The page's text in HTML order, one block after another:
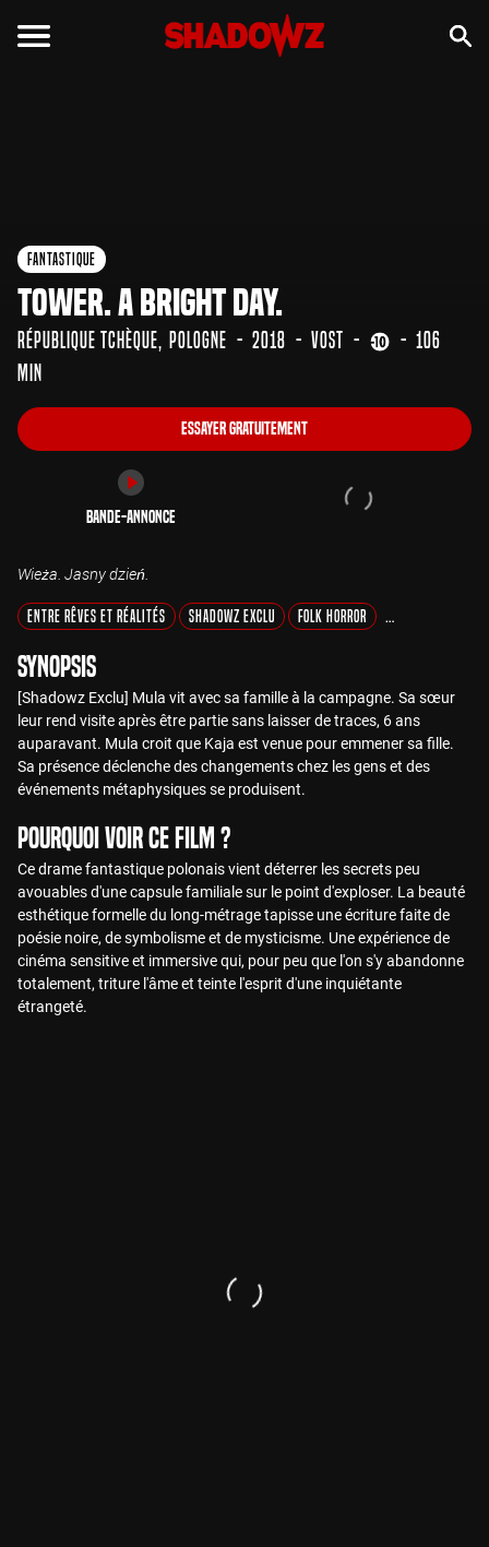
Fantastique
Tower. A Bright Day.
République tchèque Pologne 2018 VOST
106
min
Essayer gratuitement
Bande-annonce
Wieża. Jasny dzień.
Entre Rêves et Réalités Shadowz Exclu Folk Horror Horreur
Synopsis
[Shadowz Exclu] Mula vit avec sa famille à la campagne. Sa sœur
leur rend visite après être partie sans laisser de traces, 6 ans
auparavant. Mula croit que Kaja est venue pour emmener sa fille.
Sa présence déclenche des changements chez les gens et des
événements métaphysiques se produisent.
Pourquoi voir ce film ?
Ce drame fantastique polonais vient déterrer les secrets peu
avouables d'une capsule familiale sur le point d'exploser. La beauté
esthétique formelle du long-métrage tapisse une écriture faite de
poésie noire, de symbolisme et de mysticisme. Une expérience de
cinéma sensitive et immersive qui, pour peu que l'on s'y abandonne
totalement, triture l'âme et teinte l'esprit d'une inquiétante
étrangeté.